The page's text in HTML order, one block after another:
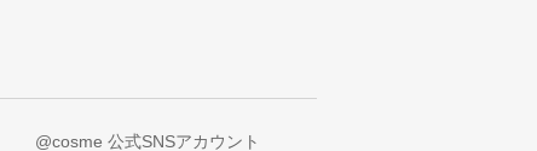
@cosme 公式SNSアカウント